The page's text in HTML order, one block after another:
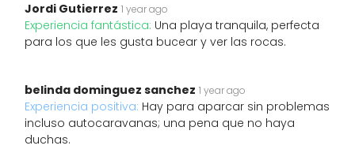
Jordi Gutierrez 1 year ago
Experiencia fantástica: Una playa tranquila, perfecta
para los que les gusta bucear y ver las rocas.
belinda dominguez sanchez 1 year ago
Experiencia positiva: Hay para aparcar sin problemas
incluso autocaravanas; una pena que no haya
duchas.